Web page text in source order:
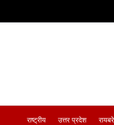
राष्ट्रीय उत्तर प्रदेश